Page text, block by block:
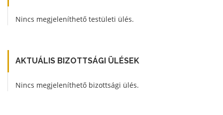
Nincs megjeleníthető testületi ülés.
AKTUÁLIS BIZOTTSÁGI ÜLÉSEK
Nincs megjeleníthető bizottsági ülés.